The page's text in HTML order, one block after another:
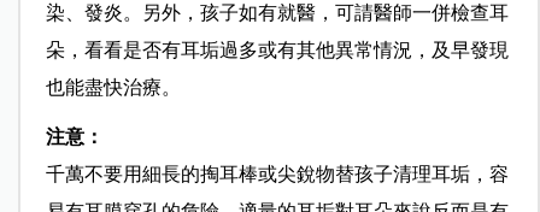
染、發炎。另外，孩子如有就醫，可請醫師一併檢查耳
朵，看看是否有耳垢過多或有其他異常情況，及早發現
也能盡快治療。
注意：
千萬不要用細長的掏耳棒或尖銳物替孩子清理耳垢，容